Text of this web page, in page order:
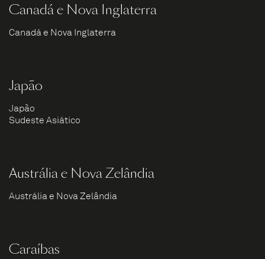
Canadá e Nova Inglaterra
Canadá e Nova Inglaterra
Japão
Japão
Sudeste Asiático
Austrália e Nova Zelândia
Austrália e Nova Zelândia
Caraíbas